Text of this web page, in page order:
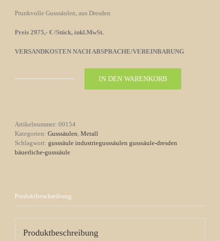
Prunkvolle Gusssäulen, aus Dresden
Preis 2975,- € /Stück, inkl.MwSt.
VERSANDKOSTEN NACH ABSPRACHE/VEREINBARUNG
IN DEN WARENKORB
Artikelnummer: 00154
Kategorien: Gusssäulen Metall
Schlagwort: gusssäule industriegusssäulen gusssäule-dresden
bäuerliche-gusssäule
Produktbeschreibung
Produktbeschreibung